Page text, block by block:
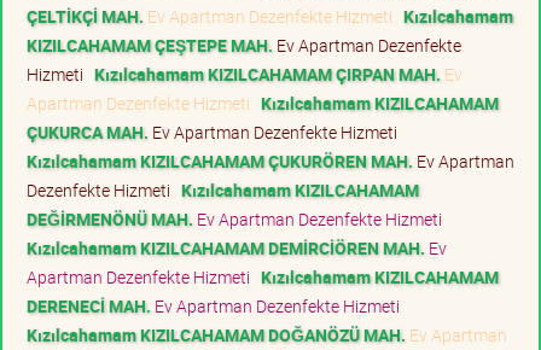
ÇELTİKÇİ MAH. Ev Apartman Dezenfekte Hizmeti Kızılcahamam
KIZILCAHAMAM ÇEŞTEPE MAH. Ev Apartman Dezenfekte
Hizmeti Kızılcahamam KIZILCAHAMAM ÇIRPAN MAH. Ev
Apartman Dezenfekte Hizmeti Kızılcahamam KIZILCAHAMAM
ÇUKURCA MAH. Ev Apartman Dezenfekte Hizmeti
Kızılcahamam KIZILCAHAMAM ÇUKURÖREN MAH. Ev Apartman
Dezenfekte Hizmeti Kızılcahamam KIZILCAHAMAM
DEĞİRMENÖNÜ MAH. Ev Apartman Dezenfekte Hizmeti
Kızılcahamam KIZILCAHAMAM DEMİRCİÖREN MAH. Ev
Apartman Dezenfekte Hizmeti Kızılcahamam KIZILCAHAMAM
DERENECİ MAH. Ev Apartman Dezenfekte Hizmeti
Kızılcahamam KIZILCAHAMAM DOĞANÖZÜ MAH. Ev Apartman